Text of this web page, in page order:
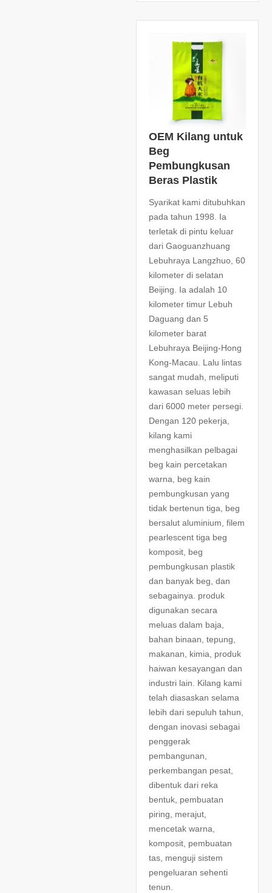
OEM Kilang untuk
Beg
Pembungkusan
Beras Plastik
Syarikat kami ditubuhkan
pada tahun 1998. Ia
terletak di pintu keluar
dari Gaoguanzhuang
Lebuhraya Langzhuo, 60
kilometer di selatan
Beijing. Ia adalah 10
kilometer timur Lebuh
Daguang dan 5
kilometer barat
Lebuhraya Beijing-Hong
Kong-Macau. Lalu lintas
sangat mudah, meliputi
kawasan seluas lebih
dari 6000 meter persegi.
Dengan 120 pekerja,
kilang kami
menghasilkan pelbagai
beg kain percetakan
warna, beg kain
pembungkusan yang
tidak bertenun tiga, beg
bersalut aluminium, filem
pearlescent tiga beg
komposit, beg
pembungkusan plastik
dan banyak beg, dan
sebagainya. produk
digunakan secara
meluas dalam baja,
bahan binaan, tepung,
makanan, kimia, produk
haiwan kesayangan dan
industri lain. Kilang kami
telah diasaskan selama
lebih dari sepuluh tahun,
dengan inovasi sebagai
penggerak
pembangunan,
perkembangan pesat,
dibentuk dari reka
bentuk, pembuatan
piring, merajut,
mencetak warna,
komposit, pembuatan
tas, menguji sistem
pengeluaran sehenti
tenun.